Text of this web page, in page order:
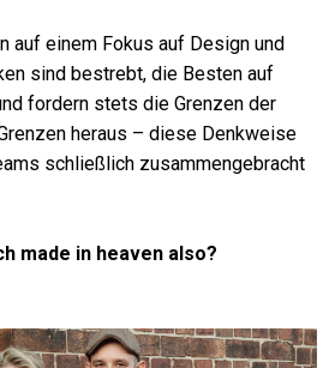
auf einem Fokus auf Design und
sind bestrebt, die Besten auf
fordern stets die Grenzen der
heraus – diese Denkweise
schließlich zusammengebracht
made in heaven also?